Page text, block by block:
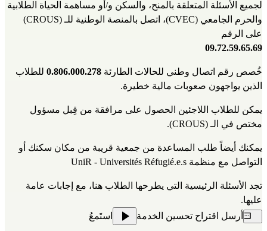
على الرقم
09.72.59.65.69
خُصص رقم اتصال وطني للحالات الطارئة 0.806.000.278
الذين يواجهون صعوبات مالية خطيرة.
يمكن للطلاب اللاجئين الحصول على مرافقة من قِبل
مختص في الـ (CROUS)
.
التواصل مع منظمة UniR - Universités Réfugié.e.s
تجد الأسئلة الرئيسية التي يطرحها الطلاب هنا
عليها.
أرسل اقتراح تحسين الخدمة
استَمعُ